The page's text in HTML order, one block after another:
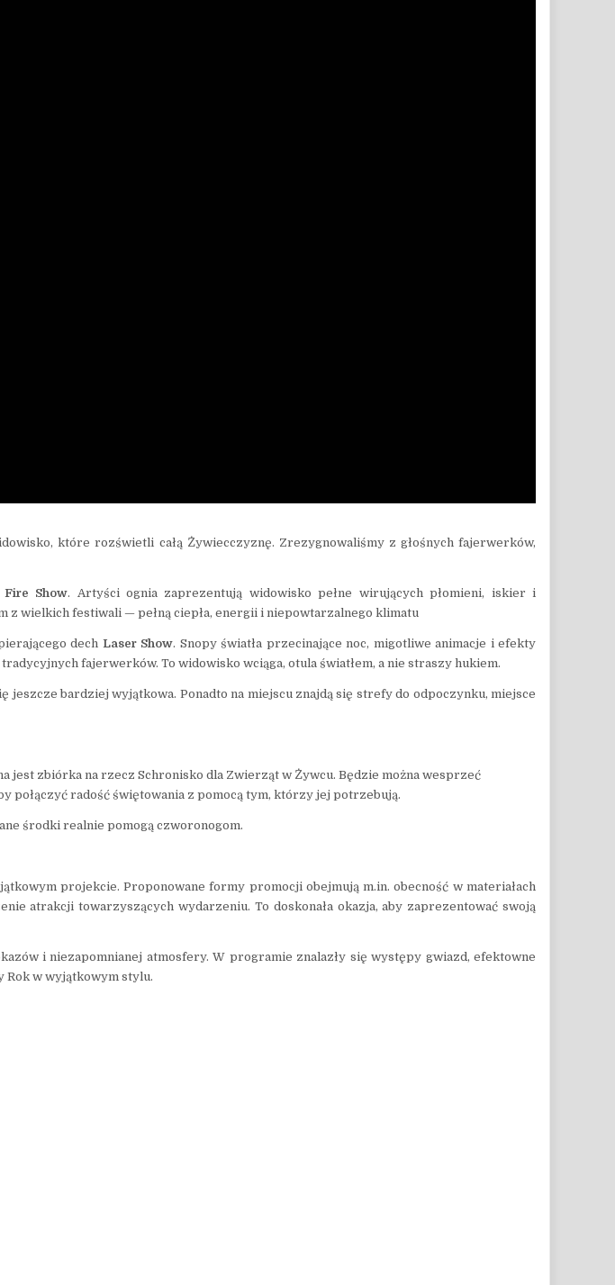
które rozświetli całą Żywiecczyznę. Zrezygnowaliśmy z głośnych fajerwerków,
Fire Show. Artyści ognia zaprezentują widowisko pełne wirujących płomieni, iskier i
wielkich festiwali — pełną ciepła, energii i niepowtarzalnego klimatu
dech Laser Show. Snopy światła przecinające noc, migotliwe animacje i efekty
fajerwerków. To widowisko wciąga, otula światłem, a nie straszy hukiem.
bardziej wyjątkowa. Ponadto na miejscu znajdą się strefy do odpoczynku, miejsce
jest zbiórka na rzecz Schronisko dla Zwierząt w Żywcu. Będzie można wesprzeć
połączyć radość świętowania z pomocą tym, którzy jej potrzebują.
środki realnie pomogą czworonogom.
projekcie. Proponowane formy promocji obejmują m.in. obecność w materiałach
atrakcji towarzyszących wydarzeniu. To doskonała okazja, aby zaprezentować swoją
i niezapomnianej atmosfery. W programie znalazły się występy gwiazd, efektowne
Rok w wyjątkowym stylu.